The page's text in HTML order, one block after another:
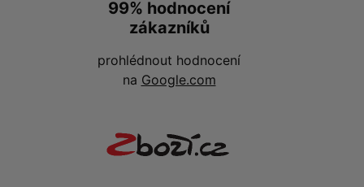
99% hodnocení
zákazníků
prohlédnout hodnocení
na Google.com